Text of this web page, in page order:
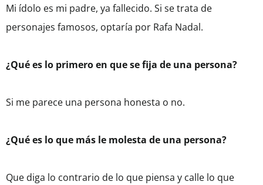
Mi ídolo es mi padre, ya fallecido. Si se trata de
personajes famosos, optaría por Rafa Nadal.
¿Qué es lo primero en que se fija de una persona?
Si me parece una persona honesta o no.
¿Qué es lo que más le molesta de una persona?
Que diga lo contrario de lo que piensa y calle lo que